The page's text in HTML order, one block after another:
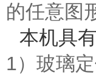
的任意图
本机具
1）玻璃